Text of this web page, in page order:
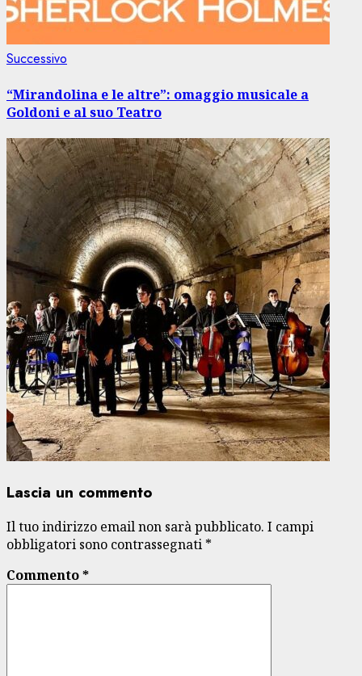
Successivo
“Mirandolina e le altre”: omaggio musicale a
Goldoni e al suo Teatro
Lascia un commento
Il tuo indirizzo email non sarà pubblicato. I campi
obbligatori sono contrassegnati *
Commento*